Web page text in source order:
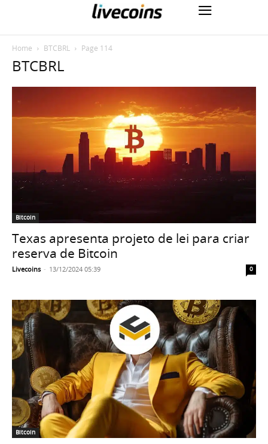
Home BTCBRL Page 114
BTCBRL
Bitcoin
Texas apresenta projeto de lei para criar
reserva de Bitcoin
Livecoins - 13/12/2024 05:39 0
Bitcoin